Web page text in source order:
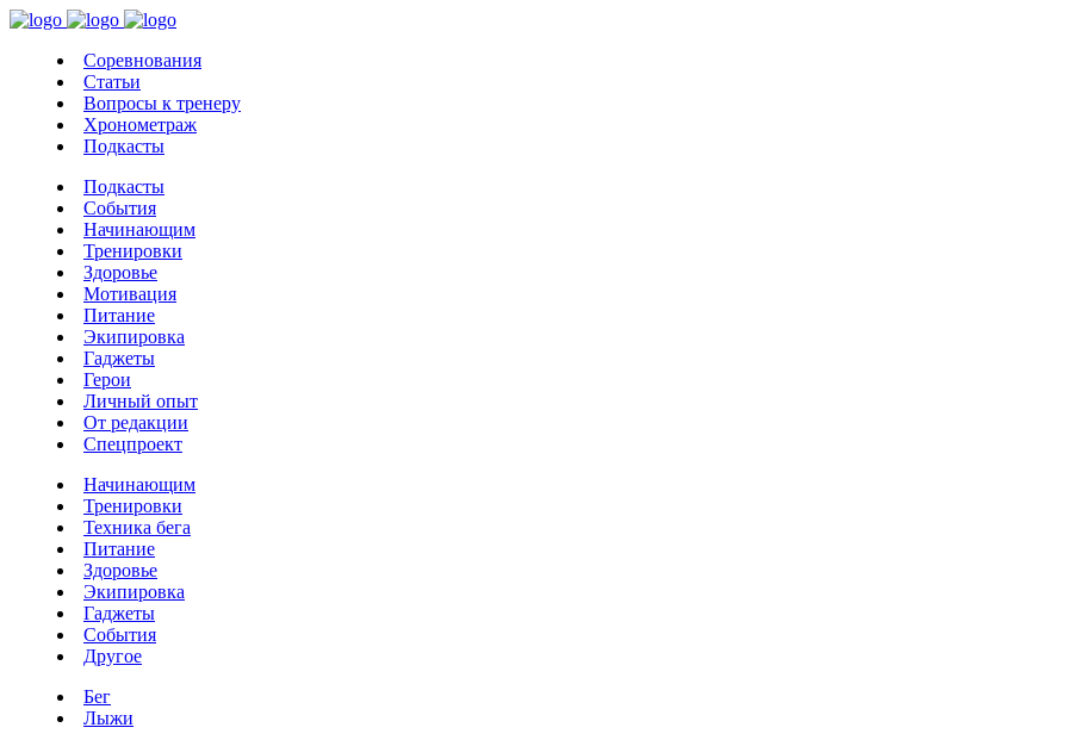
Соревнования
Статьи
Вопросы к тренеру
Хронометраж
Подкасты
Подкасты
События
Начинающим
Тренировки
Здоровье
Мотивация
Питание
Экипировка
Гаджеты
Герои
Личный опыт
От редакции
Спецпроект
Начинающим
Тренировки
Техника бега
Питание
Здоровье
Экипировка
Гаджеты
События
Другое
Бег
Лыжи